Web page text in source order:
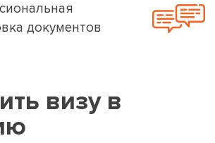
документов
визу в